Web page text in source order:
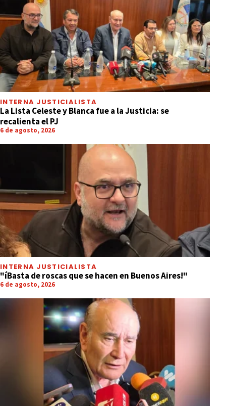
INTERNA JUSTICIALISTA
La Lista Celeste y Blanca fue a la Justicia: se
recalienta el PJ
6 de agosto, 2026
INTERNA JUSTICIALISTA
"íBasta de roscas que se hacen en Buenos Aires!"
6 de agosto, 2026